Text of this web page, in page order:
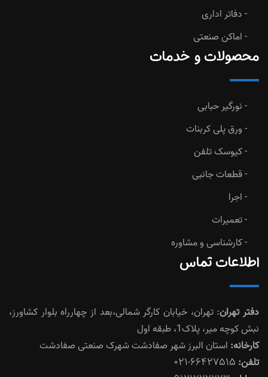
دفاتر اداری
اماکن صنعتی
محصولات و خدمات
نورگیر حبابی
ورق پلی کربنات
کیوسک تلفن
قطعات جانبی
اجرا
تعمیرات
کارشناسی و مشاوره
اطلاعات تماس
دفتر تهران: تهران، خیابان کارگر شمالی،بعد از چهارراه بلوار کشاورز،
نبش کوچه میر، پلاک1، طبقه اول
کارخانه: استان البرز شهر صفادشت شهرک صنعتی صفادشت
تلفن: 66427515-021